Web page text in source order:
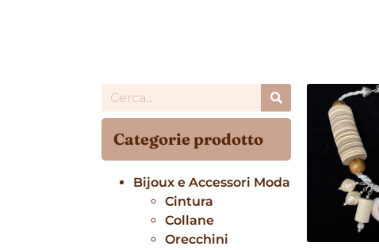
Categorie prodotto
Bijoux e Accessori Moda
Cintura
Collane
Orecchini